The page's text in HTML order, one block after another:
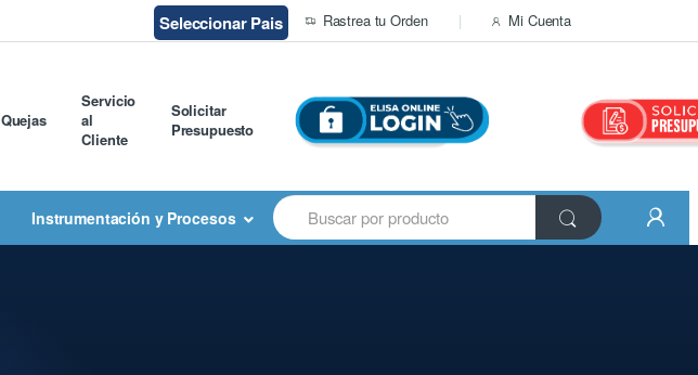
Rastrea tu Orden Mi Cuenta
Seleccionar Pais
Quejas
Servicio
al
Cliente
Solicitar
Presupuesto
Instrumentación y Procesos
Buscar: